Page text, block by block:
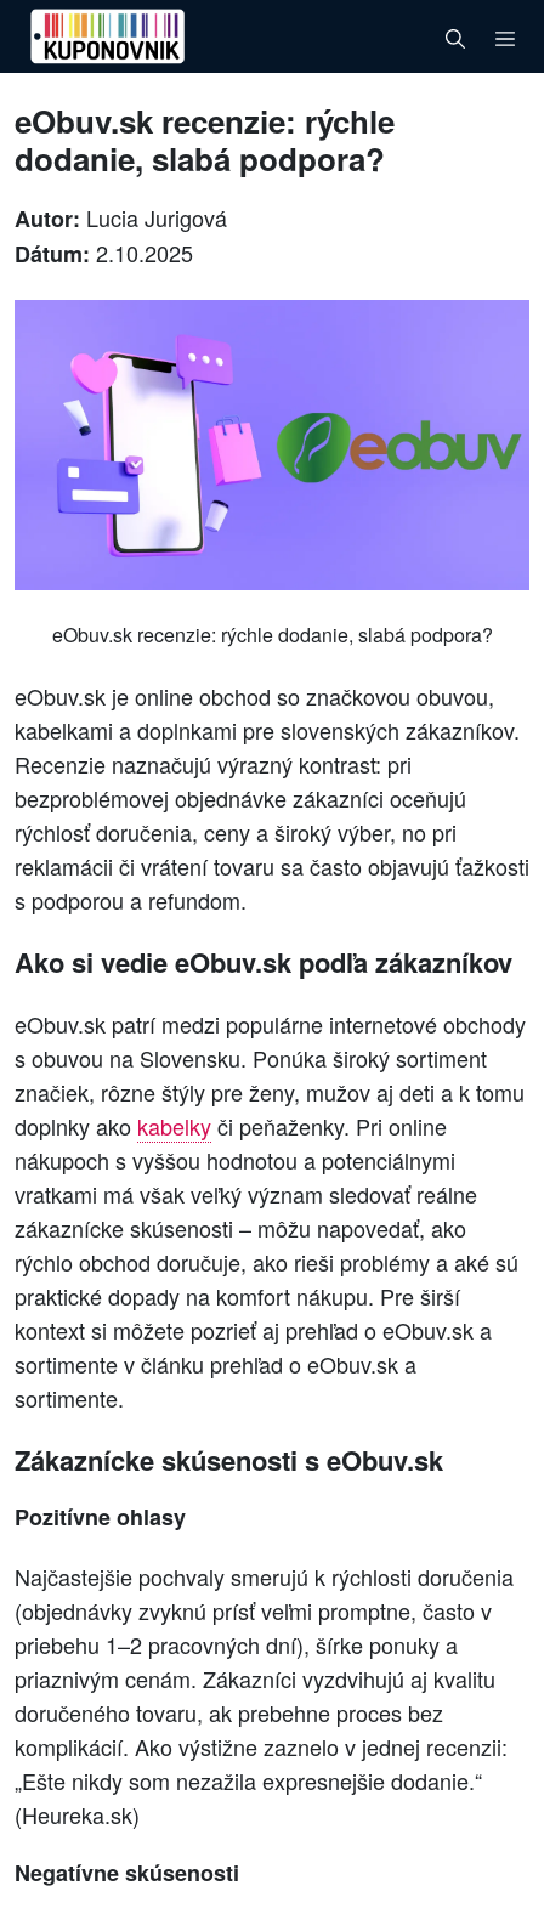
eObuv.sk recenzie: rýchle
dodanie, slabá podpora?
Autor: Lucia Jurigová
Dátum: 2.10.2025
eObuv.sk recenzie: rýchle dodanie, slabá podpora?
eObuv.sk je online obchod so značkovou obuvou,
kabelkami a doplnkami pre slovenských zákazníkov.
Recenzie naznačujú výrazný kontrast: pri
bezproblémovej objednávke zákazníci oceňujú
rýchlosť doručenia, ceny a široký výber, no pri
reklamácii či vrátení tovaru sa často objavujú ťažkosti
s podporou a refundom.
Ako si vedie eObuv.sk podľa zákazníkov
eObuv.sk patrí medzi populárne internetové obchody
s obuvou na Slovensku. Ponúka široký sortiment
značiek, rôzne štýly pre ženy, mužov aj deti a k tomu
doplnky ako kabelkyči peňaženky. Pri online
nákupoch s vyššou hodnotou a potenciálnymi
vratkami má však veľký význam sledovať reálne
zákaznícke skúsenosti – môžu napovedať, ako
rýchlo obchod doručuje, ako rieši problémy a aké sú
praktické dopady na komfort nákupu. Pre širší
kontext si môžete pozrieť aj prehľad o eObuv.sk a
sortimente v článku prehľad o eObuv.sk a
sortimente.
Zákaznícke skúsenosti s eObuv.sk
Pozitívne ohlasy
Najčastejšie pochvaly smerujú k rýchlosti doručenia
(objednávky zvyknú prísť veľmi promptne, často v
priebehu 1–2 pracovných dní), šírke ponuky a
priaznivým cenám. Zákazníci vyzdvihujú aj kvalitu
doručeného tovaru, ak prebehne proces bez
komplikácií. Ako výstižne zaznelo v jednej recenzii:
„Ešte nikdy som nezažila expresnejšie dodanie.“
(Heureka.sk)
Negatívne skúsenosti